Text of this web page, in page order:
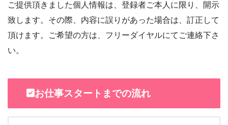
ご提供頂きました個人情報は、登録者ご本人に限り、開示
致します。その際、内容に誤りがあった場合は、訂正して
頂けます。ご希望の方は、フリーダイヤルにてご連絡下さ
い。
お仕事スタートまでの流れ